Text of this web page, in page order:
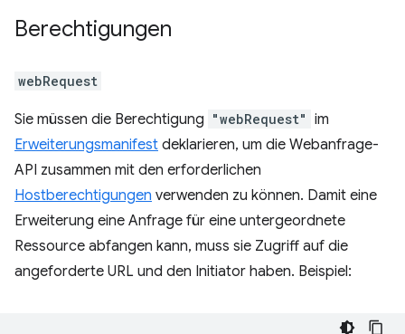
Berechtigungen
webRequest
Sie müssen die Berechtigung "webRequest" im
Erweiterungsmanifest deklarieren, um die Webanfrage-
API zusammen mit den erforderlichen
Hostberechtigungen verwenden zu können. Damit eine
Erweiterung eine Anfrage für eine untergeordnete
Ressource abfangen kann, muss sie Zugriff auf die
angeforderte URL und den Initiator haben. Beispiel: